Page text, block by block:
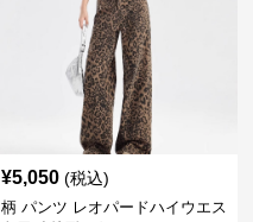
¥5,050 (税込)
柄 パンツ レオパードハイウエス